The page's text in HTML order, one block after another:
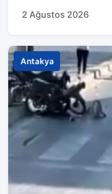
2 Ağustos 2026
Antakya